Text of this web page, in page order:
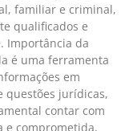
familiar e criminal,
qualificados e
Importância da
é uma ferramenta
em
questões jurídicas,
contar com
e comprometida,